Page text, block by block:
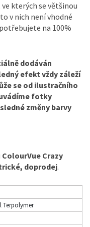
kterých se většinou
v nich není vhodné
na 100%
dodáván
efekt vždy záleží
se od ilustračního
fotky
změny barvy
ColourVue Crazy
doprodej.
Terpolymer